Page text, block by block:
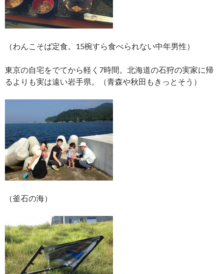
（わんこそば定食。15椀すら食べられない中年男性）
東京の自宅をでてから軽く7時間。北海道の石狩の実家に帰
るよりも実は遠い岩手県。（青森や秋田もきっとそう）
（釜石の海）